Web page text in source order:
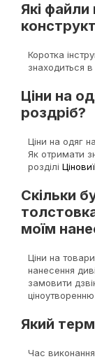
Які файли
Коротка
знаходиться в
Ціни на
роздріб?
Ціни на одяг
Як отримати
розділі
Скільки
моїм
Ціни на
нанесення
замовити
ціноутворенню
Який
Час